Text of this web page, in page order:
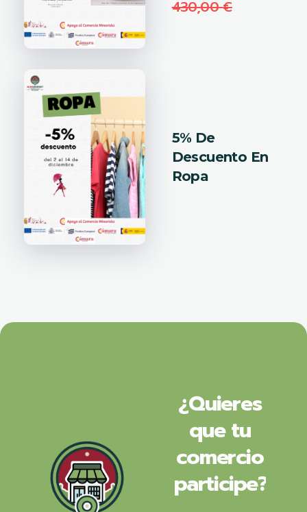
430,00€
5% De
Descuento En
Ropa
¿Quieres
que tu
comercio
participe?